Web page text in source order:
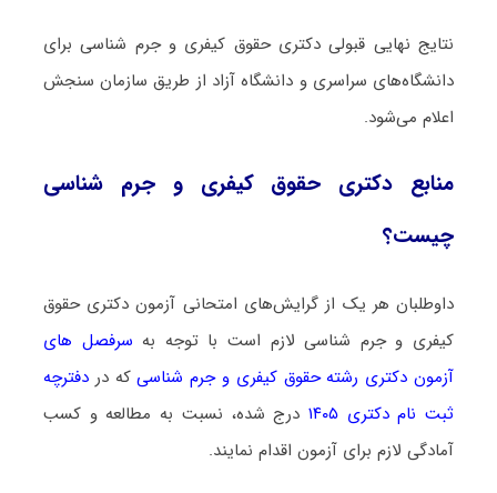
نتایج نهایی قبولی دکتری ﺣﻘﻮق کیفری و جرم شناسی برای
دانشگاه‌های سراسری و دانشگاه آزاد از طریق سازمان سنجش
اعلام می‌شود.
منابع دکتری ﺣﻘﻮق کیفری و جرم شناسی
چیست؟
داوطلبان هر یک از گرایش‌های امتحانی آزمون دکتری ﺣﻘﻮق
کیفری و جرم شناسی لازم است با توجه به سرفصل های
آزمون دکتری رشته ﺣﻘﻮق کیفری و جرم شناسیکه در دفترچه
ثبت نام دکتری ۱۴۰۵
درج شده، نسبت به مطالعه و کسب
آمادگی لازم برای آزمون اقدام نمایند.